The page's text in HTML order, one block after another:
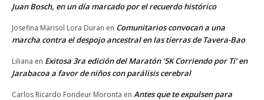
Juan Bosch, en un día marcado por el recuerdo histórico
Josefina Marisol Lora Duran en Comunitarios convocan a una
marcha contra el despojo ancestral en las tierras de Tavera-Bao
Liliana en Exitosa 3ra edición del Maratón ‘5K Corriendo por Ti’ en
Jarabacoa a favor de niños con parálisis cerebral
Carlos Ricardo Fondeur Moronta en Antes que te expulsen para